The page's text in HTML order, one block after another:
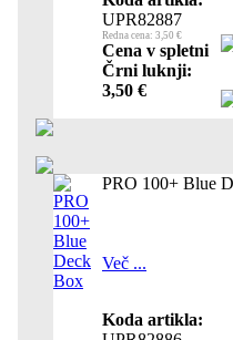
UPR82887
Redna cena: 3,50 €
Cena v spletni
Črni luknji:
3,50 €
PRO 100+ Blue
Več ...
Koda artikla: